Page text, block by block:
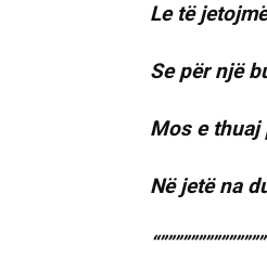
Le të
Se për një
Mos e thuaj
Në jetë na